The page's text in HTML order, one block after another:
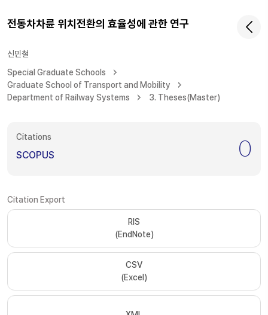
전동차차륜 위치전환의 효율성에 관한 연구
신민철
Special Graduate Schools
Graduate School of Transport and Mobility
Department of Railway Systems
3. Theses(Master)
Citations
SCOPUS 0
Citation Export
RIS
(EndNote)
CSV
(Excel)